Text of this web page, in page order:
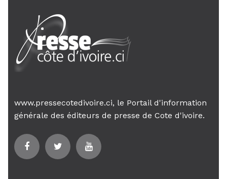
www.pressecotedivoire.ci, le Portail d'information
générale des éditeurs de presse de Cote d'ivoire.